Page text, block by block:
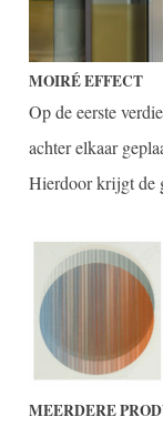
MOIRÉ EFFECT
Op de eerste
achter elkaar
Hierdoor krijgt de
MEERDERE